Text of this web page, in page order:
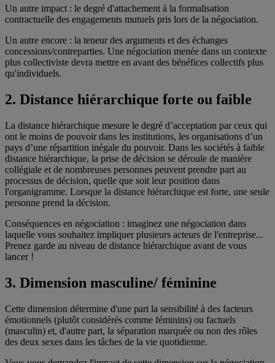
Un autre impact : le degré d'attachement à la formalisation
contractuelle des engagements mutuels pris lors de la négociation.
Un autre encore : la teneur des arguments et des échanges
concessions/contreparties. Une négociation menée dans un contexte
plus collectiviste devra mettre en avant des bénéfices collectifs plus
qu'individuels.
2. Distance hiérarchique forte ou faible
La distance hiérarchique mesure le degré d’acceptation par ceux qui
ont le moins de pouvoir dans les institutions, les organisations d’un
pays d’une répartition inégale du pouvoir. Dans les sociétés à faible
distance hiérarchique, la prise de décision se déroule de manière
collégiale et de nombreuses personnes peuvent prendre part au
processus de décision, quelle que soit leur position dans
l'organigramme. Lorsque la distance hiérarchique est forte, une seule
personne prend la décision.
Conséquences en négociation : imaginez une négociation dans
laquelle vous souhaitez impliquer plusieurs acteurs de l'entreprise...
Prenez garde au niveau de distance hiérarchique avant de vous
lancer !
3. Dimension masculine/ féminine
Cette dimension détermine d'une part la sensibilité à des facteurs
émotionnels (plutôt considérés comme féminins) ou factuels
(masculin) et, d'autre part, la séparation marquée ou non des rôles
des deux sexes dans les tâches de la vie quotidienne.